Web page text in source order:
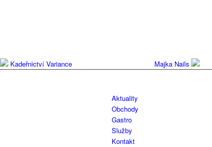
Kadeřnictví Variance Majka Nails
Aktuality
Obchody
Gastro
Služby
Kontakt